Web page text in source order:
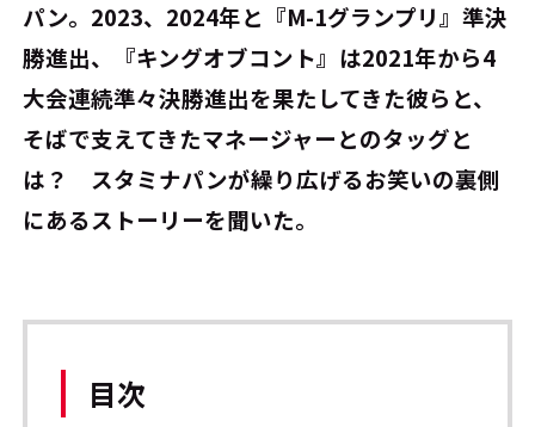
パン。2023、2024年と『M-1グランプリ』準決
勝進出、『キングオブコント』は2021年から4
大会連続準々決勝進出を果たしてきた彼らと、
そばで支えてきたマネージャーとのタッグと
は？ スタミナパンが繰り広げるお笑いの裏側
にあるストーリーを聞いた。
目次